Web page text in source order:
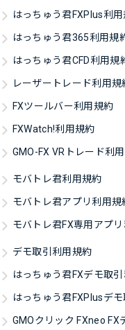
はっちゅう君FXPlus利
はっちゅう君365利用規
はっちゅう君CFD利用規
レーザートレード利用規
FXツールバー利用規約
FXWatch!利用規約
GMO-FX VRトレード利
モバトレ君利用規約
モバトレ君アプリ利用規
モバトレ君FX専用アプ
デモ取引利用規約
はっちゅう君FXデモ取
はっちゅう君FXPlusデ
GMOクリック FXneo FX